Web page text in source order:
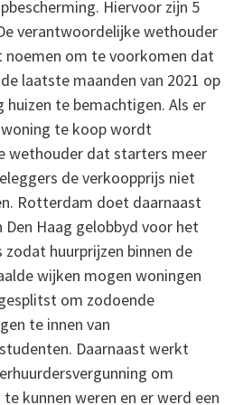
Hiervoor zijn 5
verantwoordelijke wethouder
noemen om te voorkomen dat
laatste maanden van 2021 op
huizen te bemachtigen. Als er
woning te koop wordt
wethouder dat starters meer
de verkoopprijs niet
Rotterdam doet daarnaast
Haag gelobbyd voor het
huurprijzen binnen de
wijken mogen woningen
om zodoende
te innen van
Daarnaast werkt
om
kunnen weren en er werd een